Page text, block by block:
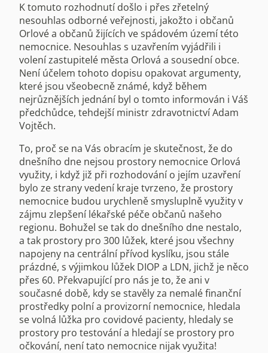
K tomuto rozhodnutí došlo i přes zřetelný
nesouhlas odborné veřejnosti, jakožto i občanů
Orlové a občanů žijících ve spádovém území této
nemocnice. Nesouhlas s uzavřením vyjádřili i
volení zastupitelé města Orlová a sousední obce.
Není účelem tohoto dopisu opakovat argumenty,
které jsou všeobecně známé, když během
nejrůznějších jednání byl o tomto informován i Váš
předchůdce, tehdejší ministr zdravotnictví Adam
Vojtěch.
To, proč se na Vás obracím je skutečnost, že do
dnešního dne nejsou prostory nemocnice Orlová
využity, i když již při rozhodování o jejím uzavření
bylo ze strany vedení kraje tvrzeno, že prostory
nemocnice budou urychleně smysluplně využity v
zájmu zlepšení lékařské péče občanů našeho
regionu. Bohužel se tak do dnešního dne nestalo,
a tak prostory pro 300 lůžek, které jsou všechny
napojeny na centrální přívod kyslíku, jsou stále
prázdné, s výjimkou lůžek DIOP a LDN, jichž je něco
přes 60. Překvapující pro nás je to, že ani v
současné době, kdy se stavěly za nemalé finanční
prostředky polní a provizorní nemocnice, hledala
se volná lůžka pro covidové pacienty, hledaly se
prostory pro testování a hledají se prostory pro
očkování, není tato nemocnice nijak využita!